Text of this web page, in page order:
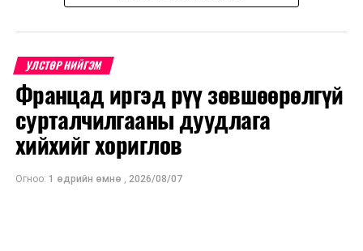
2026 оны 8 дугаар сарын 10–23-ны өдрүүдэд
E-Mongolia системээр бүртгэнэ.
Нэгдүгээр ангийн элсэлт
2026 оны 8 дугаар сарын 17–28-ны өдрүүдэд
E-Mongolia системээр бүртгэнэ.
УЛСТӨР НИЙГЭМ
Францад иргэд рүү зөвшөөрөлгүй
сурталчилгааны дуудлага
хийхийг хориглов
Огноо: 1 өдрийн өмнө , 2026/08/07